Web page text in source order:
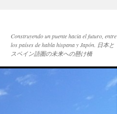
Construyendo un puente hacia el futuro, entre
los países de habla hispana y Japón. 日本と
スペイン語圏の未来への懸け橋